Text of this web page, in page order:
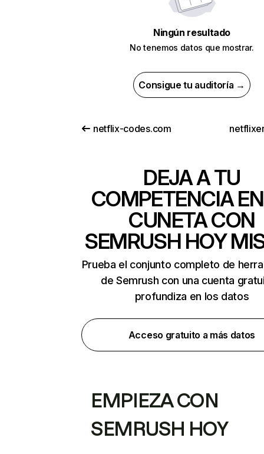
Ningún resultado
No tenemos datos que mostrar.
Consigue tu auditoría →
netflix-codes.com
DEJA A TU
COMPETENCIA
CUNETA CON
SEMRUSH HOY
Prueba el conjunto completo de
de Semrush con una cuenta
profundiza en los datos
Acceso gratuito a más datos
EMPIEZA CON
SEMRUSH HOY